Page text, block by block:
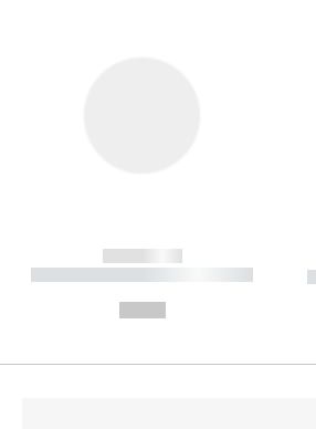
------------
----------- ----------- ----------